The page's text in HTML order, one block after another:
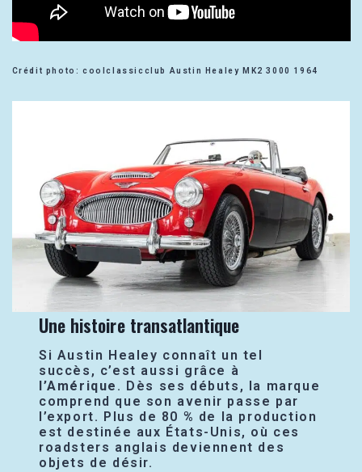
Crédit photo: coolclassicclub Austin Healey MK2 3000 1964
Une histoire transatlantique
Si Austin Healey connaît un tel
succès, c’est aussi grâce à
l’Amérique . Dès ses débuts, la marque
comprend que son avenir passe par
l’export. Plus de 80 % de la production
est destinée aux États-Unis, où ces
roadsters anglais deviennent des
objets de désir.